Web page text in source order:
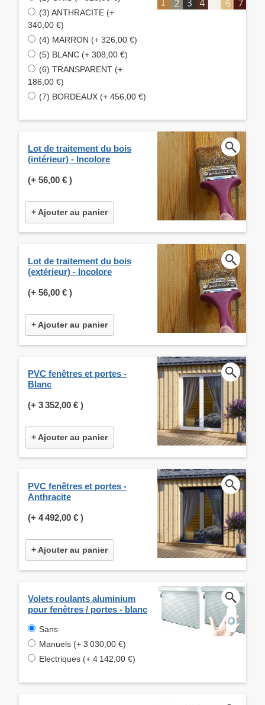
(3) ANTHRACITE (+
340,00 €)
(4) MARRON (+ 326,00 €)
(5) BLANC (+ 308,00 €)
(6) TRANSPARENT (+
186,00 €)
(7) BORDEAUX (+ 456,00 €)
Lot de traitement du bois
(intérieur) - Incolore
(+ 56,00 € )
+ Ajouter au panier
Lot de traitement du bois
(extérieur) - Incolore
(+ 56,00 € )
+ Ajouter au panier
PVC fenêtres et portes -
Blanc
(+ 3 352,00 € )
+ Ajouter au panier
PVC fenêtres et portes -
Anthracite
(+ 4 492,00 € )
+ Ajouter au panier
Volets roulants aluminium
pour fenêtres / portes - blanc
Sans
Manuels (+ 3 030,00 €)
Electriques (+ 4 142,00 €)